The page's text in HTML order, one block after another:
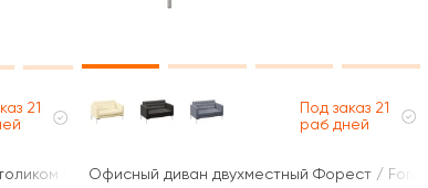
21
универсальный Модуль / Module
Под заказ 21
раб дней
Офисный диван двухместный Форест / Forest